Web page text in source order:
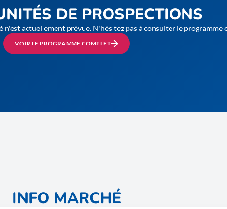
DE PROSPECTIONS
n'est actuellement prévue. N'hésitez pas à consulter le programme
VOIR LE PROGRAMME COMPLET
INFO MARCHÉ